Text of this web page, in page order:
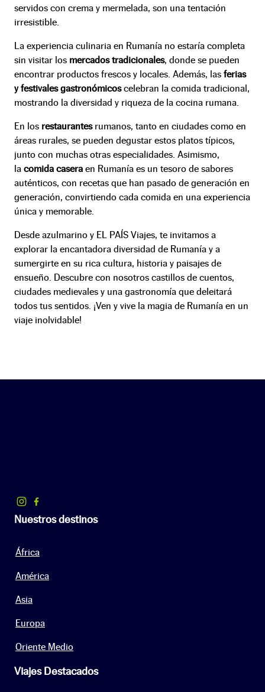
servidos con crema y mermelada, son una tentación
irresistible.
La experiencia culinaria en Rumanía no estaría completa
sin visitar los mercados tradicionales, donde se pueden
encontrar productos frescos y locales. Además, las ferias
y festivales gastronómicoscelebran la comida tradicional,
mostrando la diversidad y riqueza de la cocina rumana.
En los restaurantesrumanos, tanto en ciudades como en
áreas rurales, se pueden degustar estos platos típicos,
junto con muchas otras especialidades. Asimismo,
la comida casera en Rumanía es un tesoro de sabores
auténticos, con recetas que han pasado de generación en
generación, convirtiendo cada comida en una experiencia
única y memorable.
Desde azulmarino y EL PAÍS Viajes, te invitamos a
explorar la encantadora diversidad de Rumanía y a
sumergirte en su rica cultura, historia y paisajes de
ensueño. Descubre con nosotros castillos de cuentos,
ciudades medievales y una gastronomía que deleitará
todos tus sentidos. ¡Ven y vive la magia de Rumanía en un
viaje inolvidable!
Nuestros destinos
África
América
Asia
Europa
Oriente Medio
Viajes Destacados